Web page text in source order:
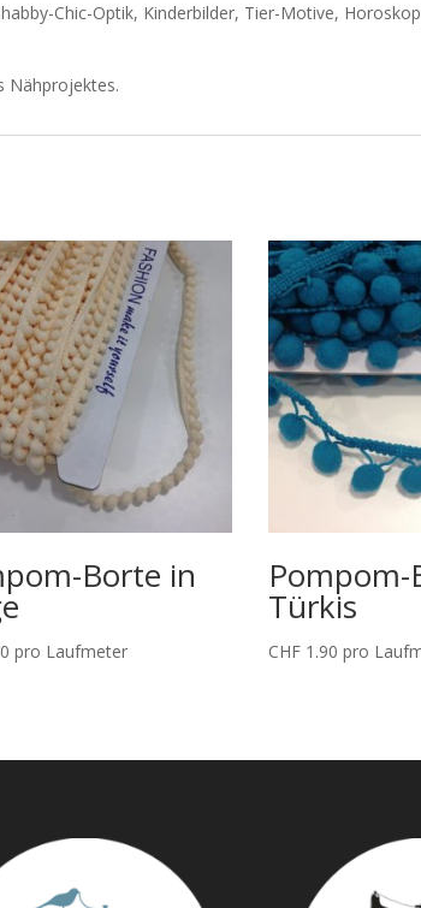
Chic-Optik, Kinderbilder, Tier-Motive,
Nähprojektes.
Borte in
pro Laufmeter
Türkis
CHF 1.90 pro